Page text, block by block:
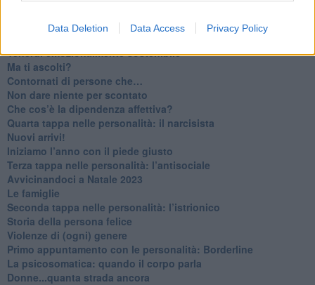
Data Deletion Data Access Privacy Policy
​Saper pazientare
​Giornata del Fiocchetto Lilla
​Venerdì emozionalmente sostenibile
Ma ti ascolti?
Contornati di persone che…
Non dare niente per scontato
Che cos’è la dipendenza affettiva?
Quarta tappa nelle personalità: il narcisista
​Nuovi arrivi!
​Iniziamo l’anno con il piede giusto
​Terza tappa nelle personalità: l’antisociale
​Avvicinandoci a Natale 2023
Le famiglie
Seconda tappa nelle personalità: l’istrionico
​Storia della persona felice
Violenze di (ogni) genere
​Primo appuntamento con le personalità: Borderline
La psicosomatica: quando il corpo parla
Donne...quanta strada ancora